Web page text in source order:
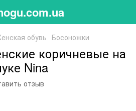
обувь Босоножки
коричневые на
Nina
отзыв